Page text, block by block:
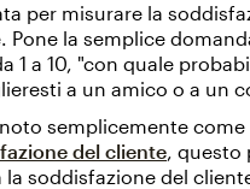
per misurare la
Pone la semplice
1 a 10, "con quale
a un amico o a un
noto semplicemente come
del cliente, questo
la soddisfazione del